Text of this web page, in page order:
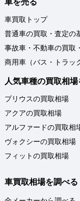
車買取トップ
普通車の買取・査定の
事故車・不動車の買取
商用車（バス・トラッ
人気車種の買取相
プリウスの買取相場
アクアの買取相場
アルファードの買取相
ヴォクシーの買取相場
フィットの買取相場
車買取相場を調べる